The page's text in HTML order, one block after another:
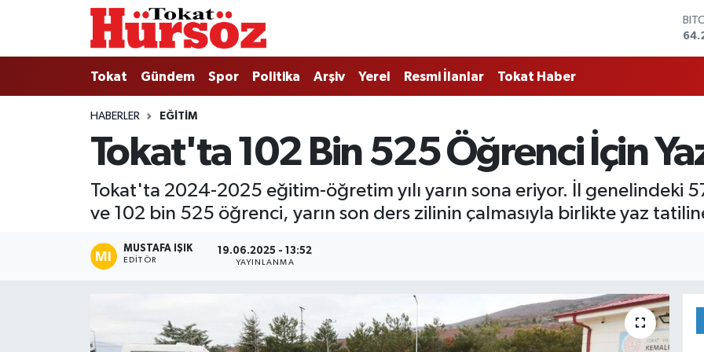
Tokat Gündem Spor Politika Arşiv Yerel Resmi İlanlar Tokat Haber
HABERLER EĞITIM
Tokat'ta 102 Bin 525 Öğrenci İçin
Tokat'ta 2024-2025 eğitim-öğretim yılı yarın sona eriyor. İl genelindeki
ve 102 bin 525 öğrenci, yarın son ders zilinin çalmasıyla birlikte yaz
MUSTAFA IŞIK
EDITÖR
19.06.2025 - 13:52
YAYINLANMA
Tokat
Türkiye Gündemi
Gündem
Politika
Nöbetçi Eczaneler
Hava Durumu
Tokat Namaz Vakitleri
Süper Lig Puan Durumu ve Fikstür
Tüm Manşetler
Haber Arşivi